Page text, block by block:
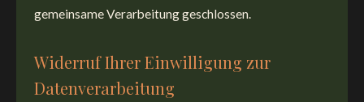
gemeinsame Verarbeitung geschlossen.
Widerruf Ihrer Einwilligung zur
Datenverarbeitung